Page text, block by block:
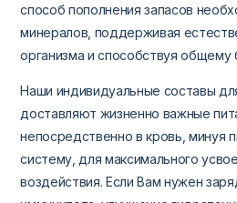
способ пополнения запасов
минералов, поддерживая
организма и способствуя общему
Наши индивидуальные составы
доставляют жизненно важные
непосредственно в кровь, минуя
систему, для максимального
воздействия. Если Вам нужен